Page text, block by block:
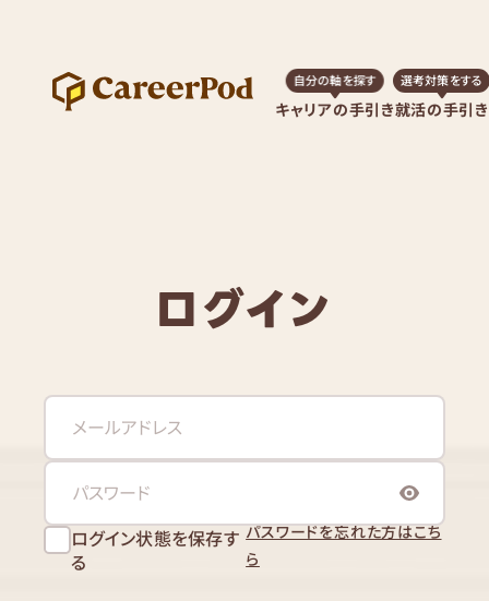
キャリアの手引き
自分の軸を探す
就活の手引き
選考対策をする
ログイン
ログイン状態を保存す
る
パスワードを忘れた方はこち
ら